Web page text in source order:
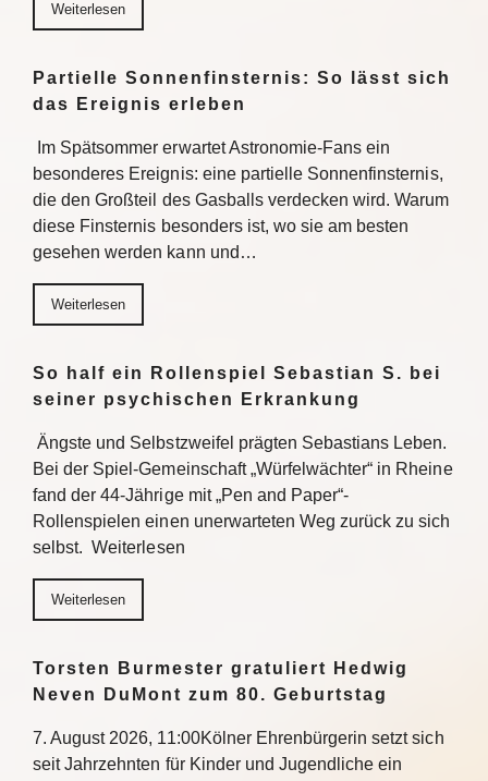
Weiterlesen
Partielle Sonnenfinsternis: So lässt sich
das Ereignis erleben
Im Spätsommer erwartet Astronomie-Fans ein
besonderes Ereignis: eine partielle Sonnenfinsternis,
die den Großteil des Gasballs verdecken wird. Warum
diese Finsternis besonders ist, wo sie am besten
gesehen werden kann und…
Weiterlesen
So half ein Rollenspiel Sebastian S. bei
seiner psychischen Erkrankung
Ängste und Selbstzweifel prägten Sebastians Leben.
Bei der Spiel-Gemeinschaft „Würfelwächter“ in Rheine
fand der 44-Jährige mit „Pen and Paper“-
Rollenspielen einen unerwarteten Weg zurück zu sich
selbst. Weiterlesen
Weiterlesen
Torsten Burmester gratuliert Hedwig
Neven DuMont zum 80. Geburtstag
7. August 2026, 11:00Kölner Ehrenbürgerin setzt sich
seit Jahrzehnten für Kinder und Jugendliche ein